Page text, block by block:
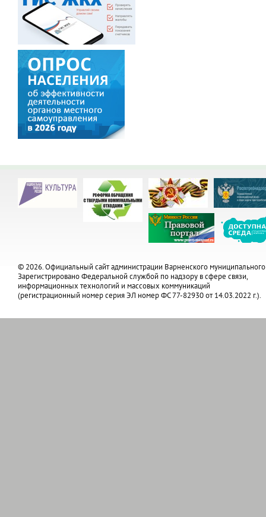
© 2026. Официальный сайт администрации Варненского муниципального
Зарегистрировано Федеральной службой по надзору в сфере связи,
информационных технологий и массовых коммуникаций
(регистрационный номер серия ЭЛ номер ФС 77-82930 от 14.03.2022 г.).